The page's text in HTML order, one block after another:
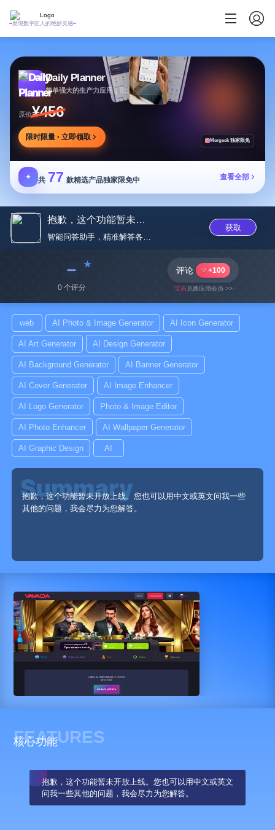
发现数字匠人的绝妙灵感
Daily Planner
简单强大的生产力应用，助您安排任务专注目标
原价¥456
限时限量 · 立即领取 Mergeek 独家限免
✦ 共 77 款精选产品独家限免中 查看全部
抱歉，这个功能暂未开放上线。您...
智能问答助手，精准解答各类问题
获取
﹣
0 个评分
评论 +100
宝石兑换应用会员 >>
web AI Photo & Image Generator AI Icon Generator
AI Art Generator AI Design Generator
AI Background Generator AI Banner Generator
AI Cover Generator AI Image Enhancer
AI Logo Generator Photo & Image Editor
AI Photo Enhancer AI Wallpaper Generator
AI Graphic Design AI
抱歉，这个功能暂未开放上线。您也可以用中文或英文问我一些
其他的问题，我会尽力为您解答。
FEATURES
核心功能
抱歉，这个功能暂未开放上线。您也可以用中文或英文
问我一些其他的问题，我会尽力为您解答。